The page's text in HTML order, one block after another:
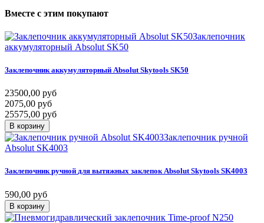
Вместе с этим покупают
Заклепочник
аккумуляторный Absolut SK50
Заклепочник аккумуляторный Absolut Skytools SK50
23500,00 руб
2075,00 руб
25575,00 руб
В корзину
Заклепочник ручной
Absolut SK4003
Заклепочник ручной для вытяжных заклепок Absolut Skytools SK4003
590,00 руб
В корзину